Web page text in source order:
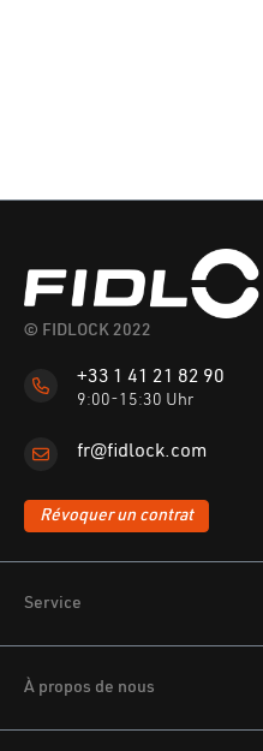
© FIDLOCK 2022
+33 1 41 21 82 90
9:00-15:30 Uhr
fr@fidlock.com
Révoquer un contrat
Service
À propos de nous